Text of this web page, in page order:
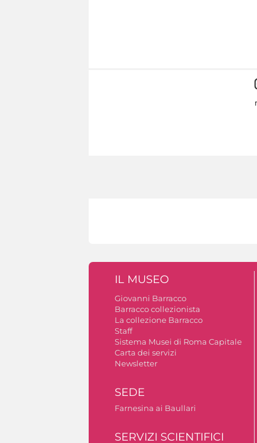
IL MUSEO
Giovanni Barracco
Barracco collezionista
La collezione Barracco
Staff
Sistema Musei di Roma Capitale
Carta dei servizi
Newsletter
SEDE
Farnesina ai Baullari
SERVIZI SCIENTIFICI